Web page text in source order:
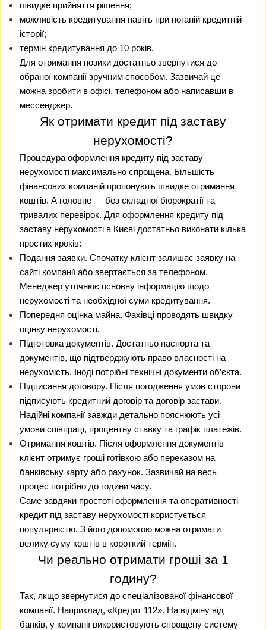
швидке прийняття рішення;
можливість кредитування навіть при поганій кредитній
історії;
термін кредитування до 10 років.
Для отримання позики достатньо звернутися до
обраної компанії зручним способом. Зазвичай це
можна зробити в офісі, телефоном або написавши в
мессенджер.
Як отримати кредит під заставу
нерухомості?
Процедура оформлення кредиту під заставу
нерухомості максимально спрощена. Більшість
фінансових компаній пропонують швидке отримання
коштів. А головне — без складної бюрократії та
тривалих перевірок. Для оформлення кредиту під
заставу нерухомості в Києві достатньо виконати кілька
простих кроків:
Подання заявки. Спочатку клієнт залишає заявку на
сайті компанії або звертається за телефоном.
Менеджер уточнює основну інформацію щодо
нерухомості та необхідної суми кредитування.
Попередня оцінка майна. Фахівці проводять швидку
оцінку нерухомості.
Підготовка документів. Достатньо паспорта та
документів, що підтверджують право власності на
нерухомість. Іноді потрібні технічні документи об’єкта.
Підписання договору. Після погодження умов сторони
підписують кредитний договір та договір застави.
Надійні компанії завжди детально пояснюють усі
умови співпраці, процентну ставку та графік платежів.
Отримання коштів. Після оформлення документів
клієнт отримує гроші готівкою або переказом на
банківську карту або рахунок. Зазвичай на весь
процес потрібно до години часу.
Саме завдяки простоті оформлення та оперативності
кредит під заставу нерухомості користується
популярністю. З його допомогою можна отримати
велику суму коштів в короткий термін.
Чи реально отримати гроші за 1
годину?
Так, якщо звернутися до спеціалізованої фінансової
компанії. Наприклад, «Кредит 112». На відміну від
банків, у компанії використовують спрощену систему